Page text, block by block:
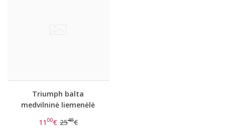
Triumph balta
medvilninė liemenėlė
1100€ 2548€